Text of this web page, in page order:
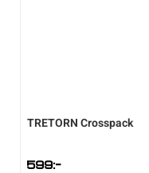
TRETORNCrosspack
599:-